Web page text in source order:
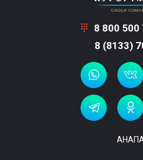
8 800 500
8 (8133)